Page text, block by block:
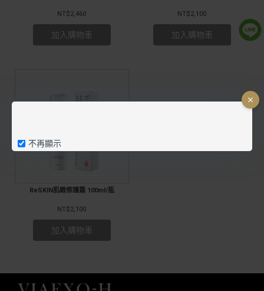
不再顯示
NT$2,460
加入購物車
NT$2,100
加入購物車
ReSKIN肌緻修護霜 100ml/瓶
NT$2,100
加入購物車